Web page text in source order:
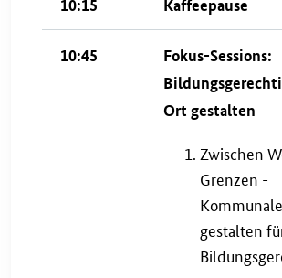
10:15 Kaffeepause
10:45
Fokus-Sessions:
Ort gestalten
Zwischen
Grenzen -
gestalten